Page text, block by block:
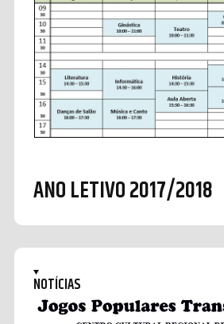
ANO LETIVO 2017/2018
NOTÍCIAS